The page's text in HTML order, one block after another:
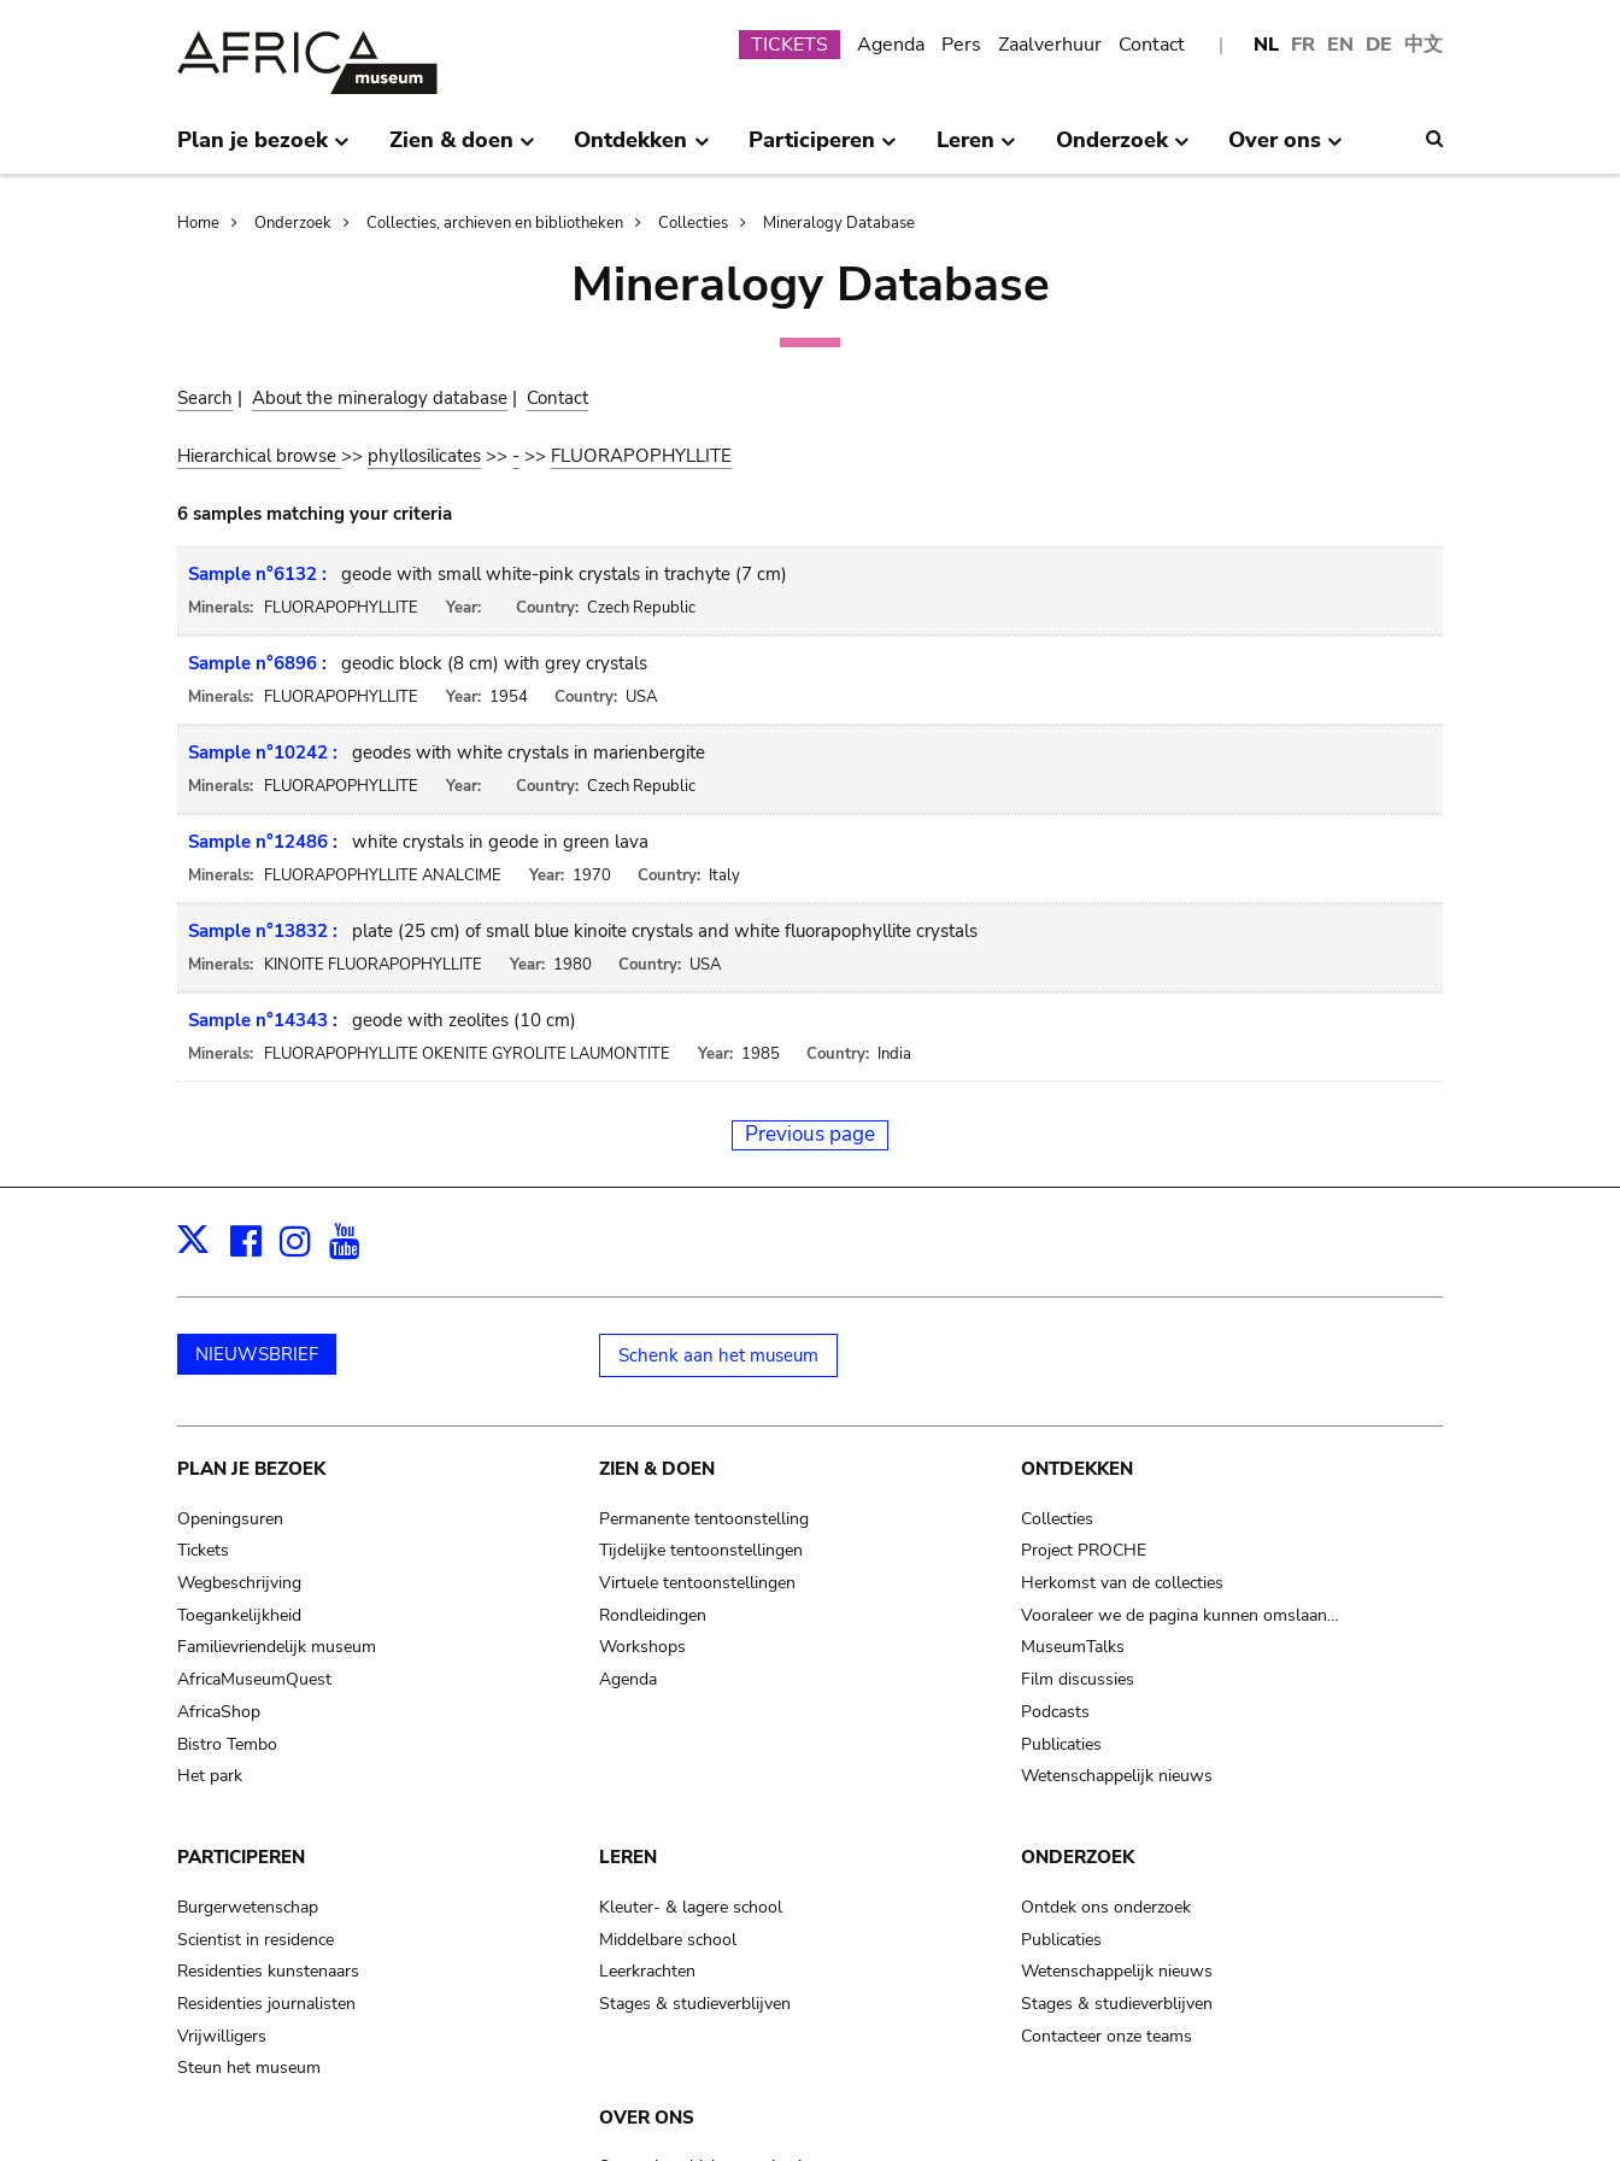
NL FR EN DE 中文
Submenu
TICKETS Agenda Pers Zaalverhuur Contact
Plan je bezoek Zien & doen Ontdekken Participeren Leren Onderzoek Over ons
Breadcrumb
Home Onderzoek Collecties, archieven en bibliotheken Collecties Mineralogy Database
Mineralogy Database
Search | About the mineralogy database | Contact
Hierarchical browse >> phyllosilicates >> - >> FLUORAPOPHYLLITE
6 samples matching your criteria
Sample n°6132 : geode with small white-pink crystals in trachyte (7 cm)
Minerals: FLUORAPOPHYLLITE Year: Country: Czech Republic
Sample n°6896 : geodic block (8 cm) with grey crystals
Minerals: FLUORAPOPHYLLITE Year: 1954 Country: USA
Sample n°10242 : geodes with white crystals in marienbergite
Minerals: FLUORAPOPHYLLITE Year: Country: Czech Republic
Sample n°12486 : white crystals in geode in green lava
Minerals: FLUORAPOPHYLLITE ANALCIME Year: 1970 Country: Italy
Sample n°13832 : plate (25 cm) of small blue kinoite crystals and white fluorapophyllite crystals
Minerals: KINOITE FLUORAPOPHYLLITE Year: 1980 Country: USA
Sample n°14343 : geode with zeolites (10 cm)
Minerals: FLUORAPOPHYLLITE OKENITE GYROLITE LAUMONTITE Year: 1985 Country: India
Previous page
X Facebook
Instagram
NIEUWSBRIEF Schenk aan het museum
Main
navigation
PLAN JE BEZOEK
Openingsuren
Tickets
Wegbeschrijving
Toegankelijkheid
Familievriendelijk museum
AfricaMuseumQuest
AfricaShop
Bistro Tembo
Het park
ZIEN & DOEN
Permanente tentoonstelling
Tijdelijke tentoonstellingen
Virtuele tentoonstellingen
Rondleidingen
Workshops
Agenda
ONTDEKKEN
Collecties
Project PROCHE
Herkomst van de collecties
Vooraleer we de pagina kunnen omslaan…
MuseumTalks
Film discussies
Podcasts
Publicaties
Wetenschappelijk nieuws
PARTICIPEREN
Burgerwetenschap
Scientist in residence
Residenties kunstenaars
Residenties journalisten
Vrijwilligers
Steun het museum
LEREN
Kleuter- & lagere school
Middelbare school
Leerkrachten
Stages & studieverblijven
ONDERZOEK
Ontdek ons onderzoek
Publicaties
Wetenschappelijk nieuws
Stages & studieverblijven
Contacteer onze teams
OVER ONS